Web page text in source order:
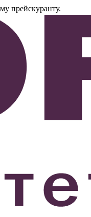
прейскуранту.